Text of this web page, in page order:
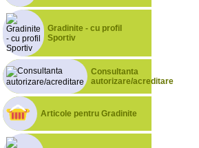
Gradinite - cu profil
Sportiv
Consultanta
autorizare/acreditare
Articole pentru Gradinite